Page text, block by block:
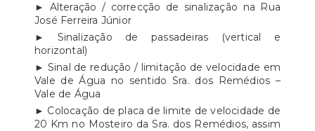
► Alteração / correcção de sinalização na Rua
José Ferreira Júnior
► Sinalização de passadeiras (vertical e
horizontal)
► Sinal de redução / limitação de velocidade em
Vale de Água no sentido Sra. dos Remédios –
Vale de Água
► Colocação de placa de limite de velocidade de
20 Km no Mosteiro da Sra. dos Remédios, assim